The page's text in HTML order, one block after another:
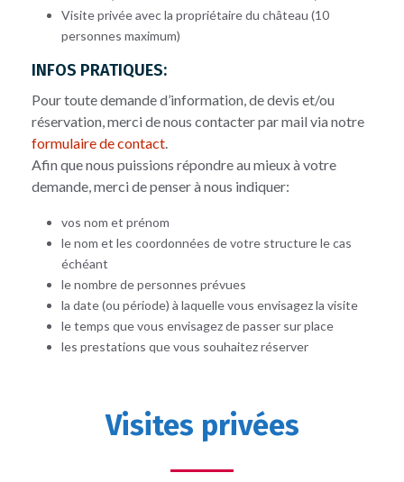
Visite privée avec la propriétaire du château (10
personnes maximum)
INFOS PRATIQUES:
Pour toute demande d’information, de devis et/ou
réservation, merci de nous contacter par mail via notre
formulaire de contact.
Afin que nous puissions répondre au mieux à votre
demande, merci de penser à nous indiquer:
vos nom et prénom
le nom et les coordonnées de votre structure le cas
échéant
le nombre de personnes prévues
la date (ou période) à laquelle vous envisagez la visite
le temps que vous envisagez de passer sur place
les prestations que vous souhaitez réserver
Visites privées